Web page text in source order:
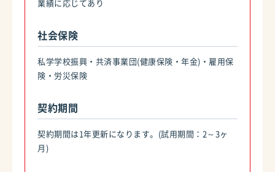
業績に応じてあり
社会保険
私学学校振興・共済事業団(健康保険・年金)・雇用保
険・労災保険
契約期間
契約期間は1年更新になります。(試用期間：2～3ヶ
月)